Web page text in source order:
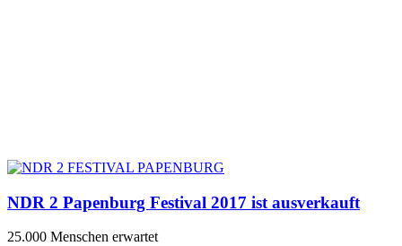
NDR 2 Papenburg Festival 2017 ist ausverkauft
25.000 Menschen erwartet